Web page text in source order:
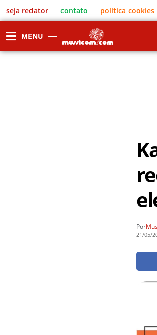
seja redator contato política cookies
MENU
Por
21/05/